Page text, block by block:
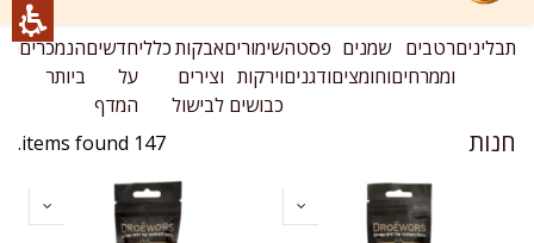
תבליניםרטבים
וממרחים
שמנים
וחומצים
פסטה
ודגנים
שימורים
וירקות
כבושים
אבקות
וצירים
לבישול
כלליחדשים
על
המדף
הנמכרים
ביותר
חנות 147 items found.